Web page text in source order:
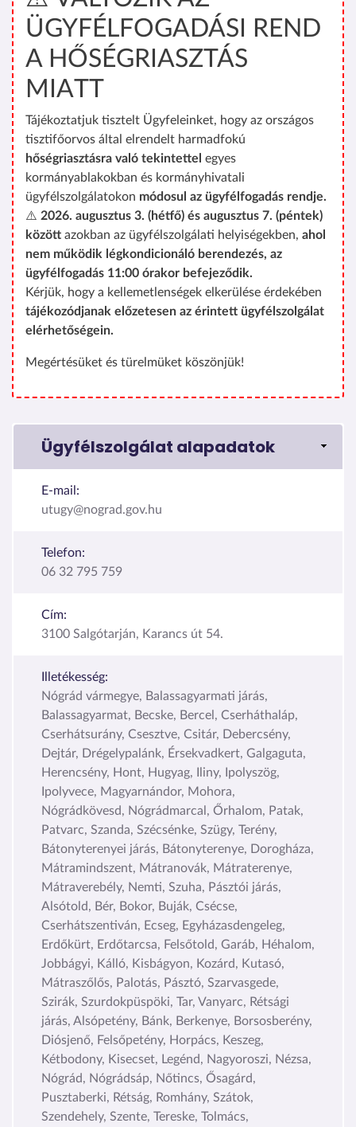
ÜGYFÉLFOGADÁSI REND
A HŐSÉGRIASZTÁS
MIATT
Tájékoztatjuk tisztelt Ügyfeleinket, hogy az országos
tisztifőorvos által elrendelt harmadfokú
hőségriasztásra való tekintettel egyes
kormányablakokban és kormányhivatali
ügyfélszolgálatokon módosul az ügyfélfogadás rendje.
⚠️ 2026. augusztus 3. (hétfő) és augusztus 7. (péntek)
között azokban az ügyfélszolgálati helyiségekben, ahol
nem működik légkondicionáló berendezés, az
ügyfélfogadás 11:00 órakor befejeződik.
Kérjük, hogy a kellemetlenségek elkerülése érdekében
tájékozódjanak előzetesen az érintett ügyfélszolgálat
elérhetőségein.
Megértésüket és türelmüket köszönjük!
Ügyfélszolgálat alapadatok
E-mail:
utugy@nograd.gov.hu
Telefon:
06 32 795 759
Cím:
3100 Salgótarján, Karancs út 54.
Illetékesség:
Nógrád vármegye, Balassagyarmati járás,
Balassagyarmat, Becske, Bercel, Cserháthaláp,
Cserhátsurány, Csesztve, Csitár, Debercsény,
Dejtár, Drégelypalánk, Érsekvadkert, Galgaguta,
Herencsény, Hont, Hugyag, Iliny, Ipolyszög,
Ipolyvece, Magyarnándor, Mohora,
Nógrádkövesd, Nógrádmarcal, Őrhalom, Patak,
Patvarc, Szanda, Szécsénke, Szügy, Terény,
Bátonyterenyei járás, Bátonyterenye, Dorogháza,
Mátramindszent, Mátranovák, Mátraterenye,
Mátraverebély, Nemti, Szuha, Pásztói járás,
Alsótold, Bér, Bokor, Buják, Csécse,
Cserhátszentiván, Ecseg, Egyházasdengeleg,
Erdőkürt, Erdőtarcsa, Felsőtold, Garáb, Héhalom,
Jobbágyi, Kálló, Kisbágyon, Kozárd, Kutasó,
Mátraszőlős, Palotás, Pásztó, Szarvasgede,
Szirák, Szurdokpüspöki, Tar, Vanyarc, Rétsági
járás, Alsópetény, Bánk, Berkenye, Borsosberény,
Diósjenő, Felsőpetény, Horpács, Keszeg,
Kétbodony, Kisecset, Legénd, Nagyoroszi, Nézsa,
Nógrád, Nógrádsáp, Nőtincs, Ősagárd,
Pusztaberki, Rétság, Romhány, Szátok,
Szendehely, Szente, Tereske, Tolmács,